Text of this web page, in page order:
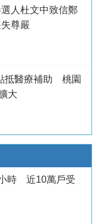
人杜文中致信鄭
尊嚴
抵醫療補助 桃園
大
時 近10萬戶受